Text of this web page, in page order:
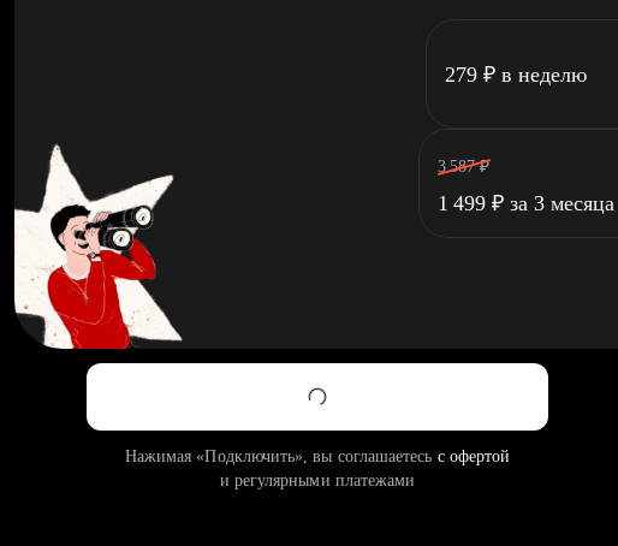
279 ₽ в неделю
3 587 ₽
1 499 ₽ за 3 месяца
Нажимая «Подключить», вы соглашаетесь с офертой
и регулярными платежами